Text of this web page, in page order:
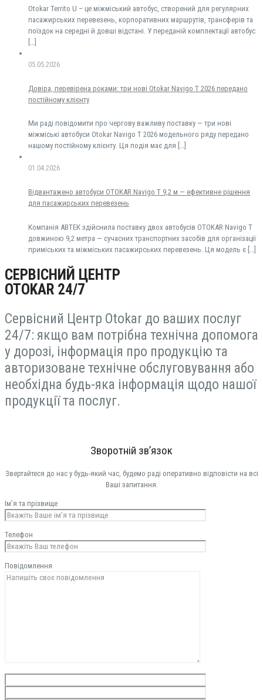
Otokar Territo U – це міжміський автобус, створений для регулярних
пасажирських перевезень, корпоративних маршрутів, трансферів та
поїздок на середні й довші відстані. У переданій комплектації автобус
[…]
05.05.2026
Довіра, перевірена роками: три нові Otokar Navigo T 2026 передано
постійному клієнту
Ми раді повідомити про чергову важливу поставку — три нові
міжміські автобуси Otokar Navigo T 2026 модельного ряду передано
нашому постійному клієнту. Ця подія має для […]
01.04.2026
Відвантажено автобуси OTOKAR Navigo T 9,2 м — ефективне рішення
для пасажирських перевезень
Компанія АВТЕК здійснила поставку двох автобусів OTOKAR Navigo T
довжиною 9,2 метра — сучасних транспортних засобів для організації
приміських та міжміських пасажирських перевезень. Ця модель є
СЕРВІСНИЙ ЦЕНТР
OTOKAR 24/7
Сервісний Центр Otokar до ваших послуг
24/7: якщо вам потрібна технічна допомога
у дорозі, інформація про продукцію та
авторизоване технічне обслуговування або
необхідна будь-яка інформація щодо нашої
продукції та послуг.
Зворотній зв’язок
Звертайтеся до нас у будь-який час, будемо раді оперативно відповісти на всі
Ваші запитання.
Ім’я та прізвище
Телефон
Повідомлення